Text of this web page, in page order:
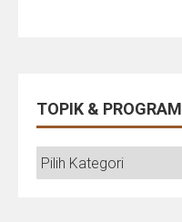
TOPIK & PROGRAM
TOPIK
&